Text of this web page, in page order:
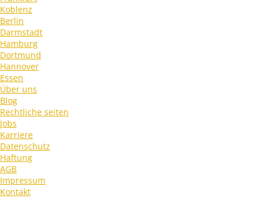
Koblenz
Berlin
Darmstadt
Hamburg
Dortmund
Hannover
Essen
Über uns
Blog
Rechtliche seiten
Jobs
Karriere
Datenschutz
Haftung
AGB
Impressum
Kontakt